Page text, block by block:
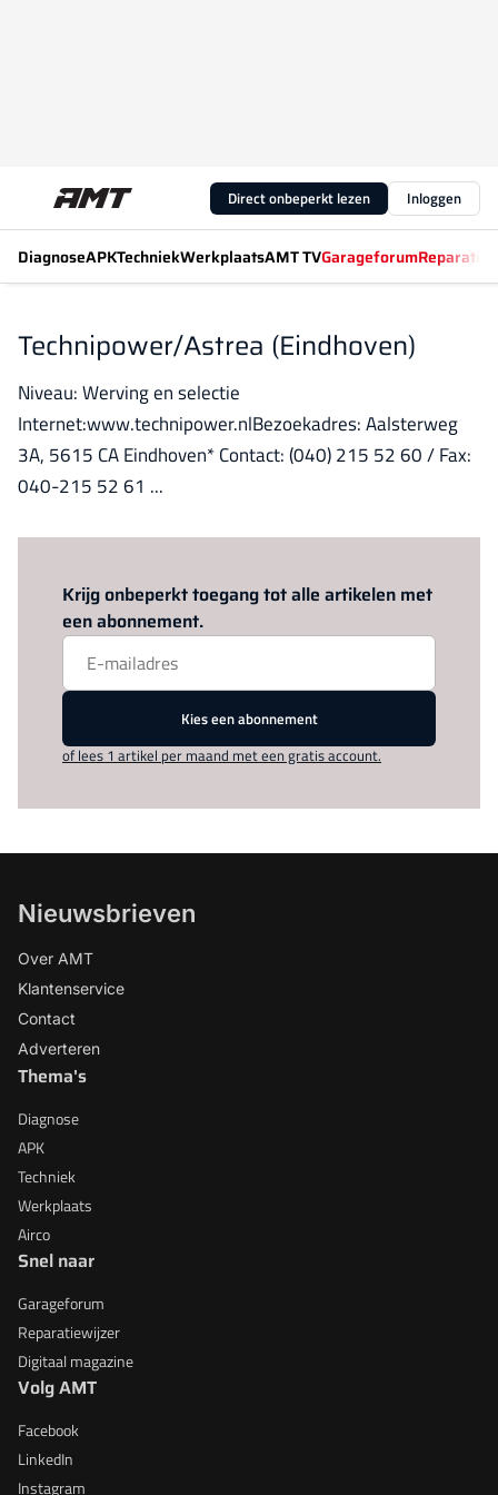
Direct onbeperkt lezen Inloggen
DiagnoseAPKTechniekWerkplaatsAMT TVGarageforum
Technipower/Astrea (Eindhoven)
Niveau: Werving en selectie
Internet:www.technipower.nlBezoekadres: Aalsterweg
3A, 5615 CA Eindhoven* Contact: (040) 215 52 60 / Fax:
040-215 52 61 ...
Krijg onbeperkt toegang tot alle artikelen met
een abonnement.
Kies een abonnement
of lees 1 artikel per maand met een gratis account.
Nieuwsbrieven
Over AMT
Klantenservice
Contact
Adverteren
Thema's
Diagnose
APK
Techniek
Werkplaats
Airco
Snel naar
Garageforum
Reparatiewijzer
Digitaal magazine
Volg AMT
Facebook
LinkedIn
Instagram